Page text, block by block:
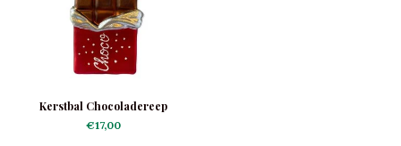
Kerstbal Chocoladereep
€17,00